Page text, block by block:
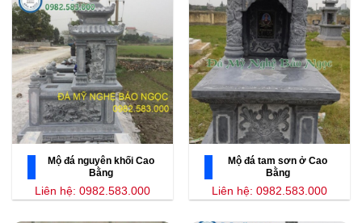
Mộ đá nguyên khối Cao
Bằng
Liên hệ: 0982.583.000
Mộ đá tam sơn ở Cao
Bằng
Liên hệ: 0982.583.000